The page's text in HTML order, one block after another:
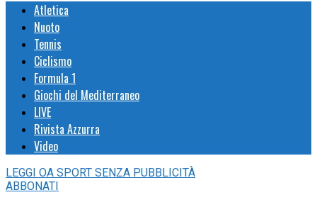
Atletica
Nuoto
Tennis
Ciclismo
Formula 1
Giochi del Mediterraneo
LIVE
Rivista Azzurra
Video
LEGGI OA SPORT SENZA PUBBLICITÀ
ABBONATI